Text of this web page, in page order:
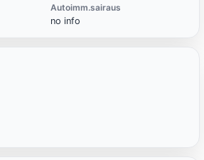
Autoimm.sairaus
no info